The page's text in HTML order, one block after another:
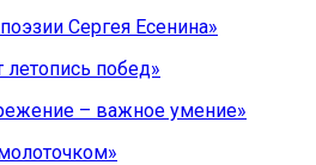
Сергея Есенина»
побед»
– важное умение»